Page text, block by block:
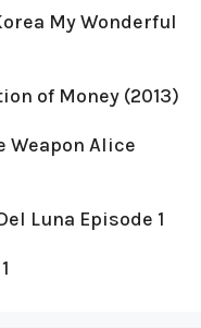
My Wonderful
of Money (2013)
Weapon Alice
Luna Episode 1